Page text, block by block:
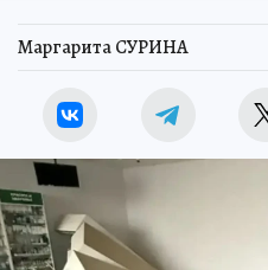
Маргарита СУРИНА